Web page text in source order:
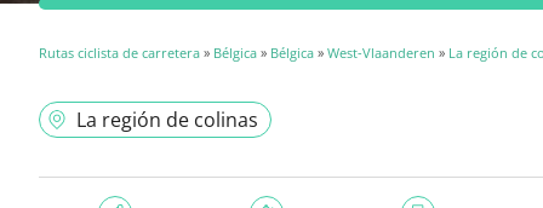
Rutas ciclista de carretera » Bélgica » Bélgica » West-Vlaanderen » La región de
La región de colinas